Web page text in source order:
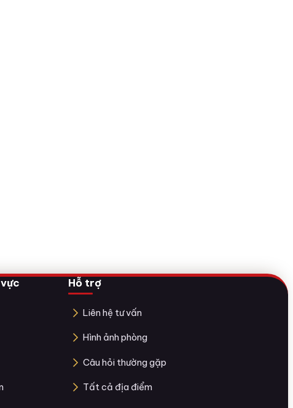
Hỗ trợ
Liên hệ tư vấn
Hình ảnh phòng
Câu hỏi thường gặp
Tất cả địa điểm